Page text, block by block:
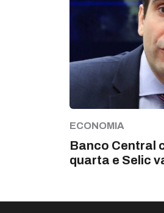
ECONOMIA
Banco Central
quarta e Selic